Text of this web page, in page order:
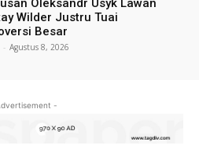
Oleksandr Usyk Lawan
Wilder Justru Tuai
Besar
- Agustus 8, 2026
-